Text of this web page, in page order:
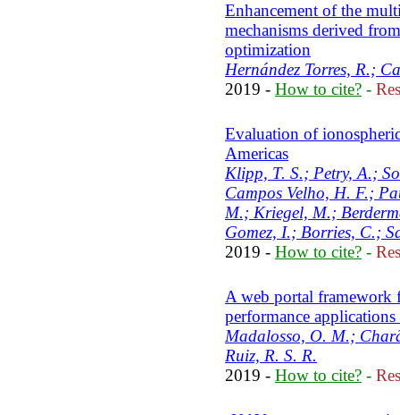
Enhancement of the
mechanisms derived
optimization
Hernández Torres, R.;
2019 - How to cite? -
Evaluation of
Americas
Klipp, T. S.; Petry, A.;
Campos Velho, H. F.;
M.; Kriegel, M.;
Gomez, I.; Borries, C.;
2019 - How to cite? -
A web portal framework
performance
Madalosso, O. M.;
Ruiz, R. S. R.
2019 - How to cite? -